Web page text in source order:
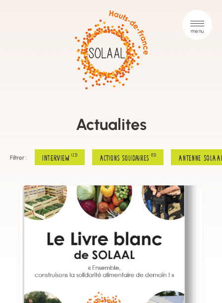
Actualites
Filtrer : INTERVIEW (23) Actions solidaires (15) Antenne